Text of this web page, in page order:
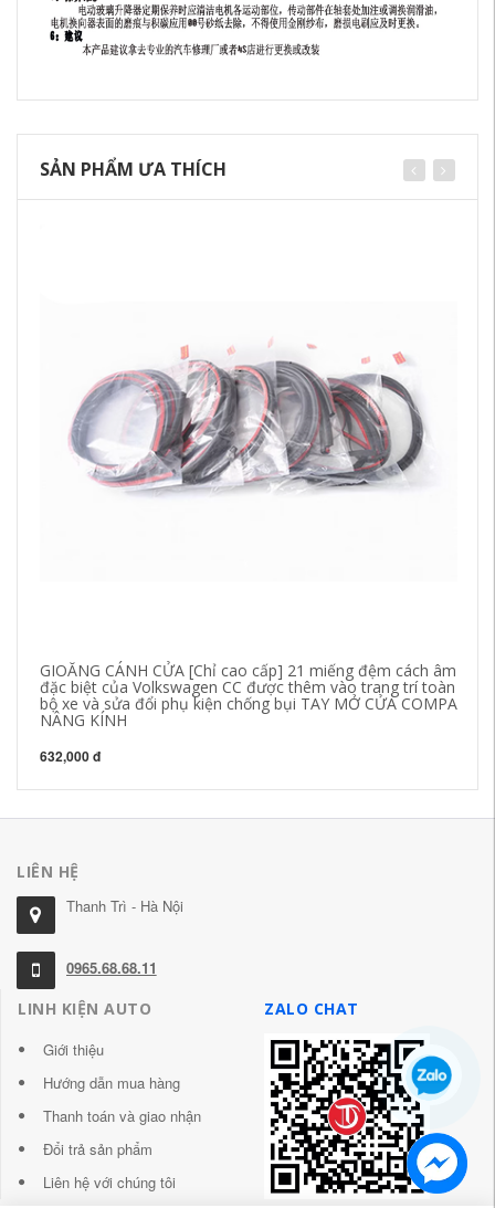
SẢN PHẨM ƯA THÍCH
GIOĂNG CÁNH CỬA [Chỉ cao cấp] 21 miếng đệm cách âm
đặc biệt của Volkswagen CC được thêm vào trang trí toàn
bộ xe và sửa đổi phụ kiện chống bụi TAY MỞ CỬA COMPA
NÂNG KÍNH
632,000 đ
LIÊN HỆ
Thanh Trì - Hà Nội
0965.68.68.11
LINH KIỆN AUTO
Giới thiệu
Hướng dẫn mua hàng
Thanh toán và giao nhận
Đổi trả sản phẩm
Liên hệ với chúng tôi
ZALO CHAT